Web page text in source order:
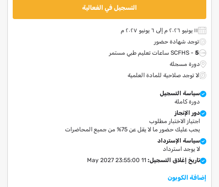
التسجيل في الفعالية
١١ يونيو ٢٠٢٦ م إلى ٦ يونيو ٢٠٢٧ م
توجد شهادة حضور
SCFHS - 5
ساعات تعليم طبي مستمر
دورة مسجلة
لا توجد صلاحية للمادة العلمية
سياسة التسجيل
دورة كاملة
دور الإنجاز
اجتياز الاختبار مطلوب
يجب عليك حضور ما لا يقل عن 75% من جميع المحاضرات
سياسة الإسترداد
لا يوجد استرداد
تاريخ إغلاق التسجيل: 11 May 2027 23:55:00
إضافة الكوبون